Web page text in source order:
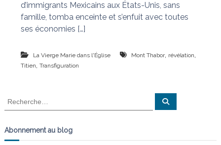
d’immigrants Mexicains aux États-Unis, sans
famille, tomba enceinte et s’enfuit avec toutes
ses économies […]
La Vierge Marie dans l'Église Mont Thabor, révélation,
Titien, Transfiguration
R
h
e
R
c
Abonnement au blog